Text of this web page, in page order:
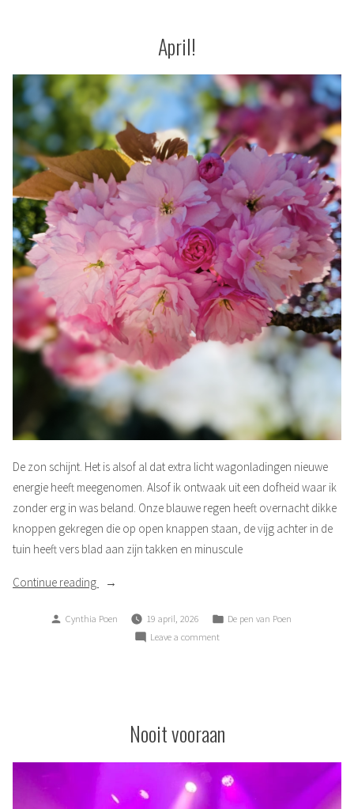
April!
De zon schijnt. Het is alsof al dat extra licht wagonladingen nieuwe
energie heeft meegenomen. Alsof ik ontwaak uit een dofheid waar ik
zonder erg in was beland. Onze blauwe regen heeft overnacht dikke
knoppen gekregen die op open knappen staan, de vijg achter in de
tuin heeft vers blad aan zijn takken en minuscule
Continue reading “April!”
Posted
Cynthia Poen 19 april, 2026
Posted
De pen van Poen
Leave a commenton
Nooit vooraan